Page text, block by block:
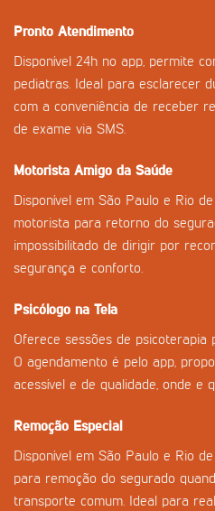
Pronto Atendimento
Disponível 24h no app, permite
pediatras. Ideal para esclarecer
com a conveniência de receber
de exame via SMS.
Motorista Amigo da Saúde
Disponível em São Paulo e Rio
motorista para retorno do
impossibilitado de dirigir por
segurança e conforto.
Psicólogo na Tela
Oferece sessões de psicoterapia
O agendamento é pelo app,
acessível e de qualidade, onde e
Remoção Especial
Disponível em São Paulo e Rio
para remoção do segurado
transporte comum. Ideal para